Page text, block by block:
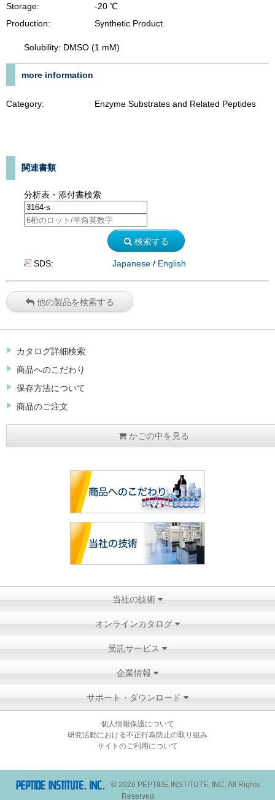
Storage:
-20 ℃
Production:
Synthetic Product
Solubility: DMSO (1 mM)
more information
Category: Enzyme Substrates and Related Peptides
関連書類
分析表・添付書検索
検索する
SDS: Japanese/ English
他の製品を検索する
カタログ詳細検索
商品へのこだわり
保存方法について
商品のご注文
かごの中を見る
当社の技術
オンラインカタログ
受託サービス
企業情報
サポート・ダウンロード
個人情報保護について
研究活動における不正行為防止の取り組み
サイトのご利用について
© 2026 PEPTIDE INSTITUTE, INC. All Rights
Reserved